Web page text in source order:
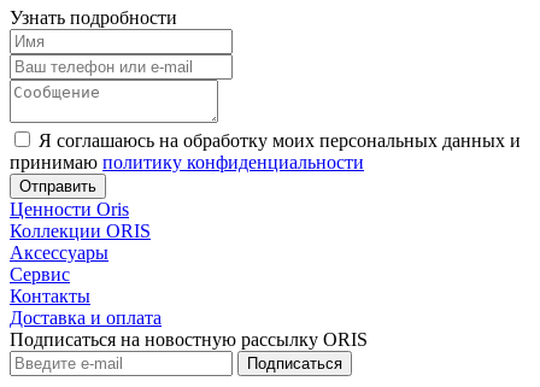
Узнать подробности
Я соглашаюсь на обработку моих персональных данных и
принимаю политику конфиденциальности
Отправить
Ценности Oris
Коллекции ORIS
Аксессуары
Сервис
Контакты
Доставка и оплата
Подписаться на новостную рассылку ОRIS
Подписаться